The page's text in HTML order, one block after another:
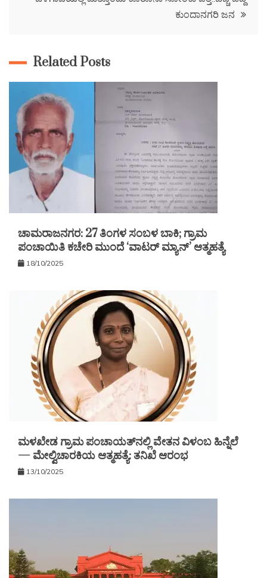
ಕುಂದಾನಗರಿ ಜನ
Related Posts
ಚಾಮರಾಜನಗರ: 27 ತಿಂಗಳ ಸಂಬಳ ಬಾಕಿ; ಗ್ರಾಮ
ಪಂಚಾಯಿತಿ ಕಚೇರಿ ಮುಂದೆ ‘ವಾಟರ್ ಮ್ಯಾನ್’ ಆತ್ಮಹತ್ಯೆ
18/10/2025
ಮಳಖೇಡ ಗ್ರಾಮ ಪಂಚಾಯತ್‌ನಲ್ಲಿ ವೇತನ ವಿಳಂಬ ಹಿನ್ನೆಲೆ
— ಮೇಲ್ವಿಚಾರಕಿಯ ಆತ್ಮಹತ್ಯೆ: ತನಿಖೆ ಆರಂಭ
13/10/2025